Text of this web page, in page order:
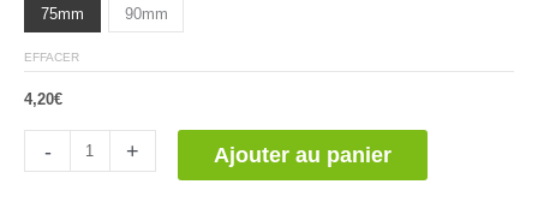
75mm 90mm
EFFACER
4,20€
- + Ajouter au panier